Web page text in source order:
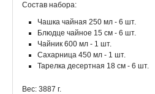
Состав набора:
Чашка чайная 250 мл - 6 шт.
Блюдце чайное 15 см - 6 шт.
Чайник 600 мл - 1 шт.
Сахарница 450 мл - 1 шт.
Тарелка десертная 18 см - 6 шт.
Вес: 3887 г.